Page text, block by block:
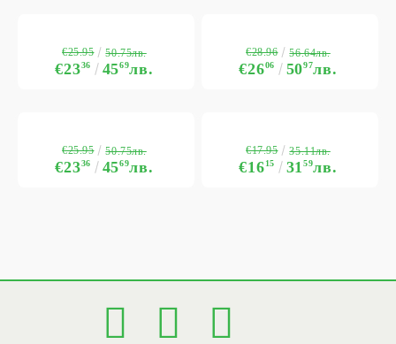
€2336 4569лв.
€25.95 50.75лв.
€2606 5097лв.
€28.96 56.64лв.
€2336 4569лв.
€25.95 50.75лв.
€1615 3159лв.
€17.95 35.11лв.